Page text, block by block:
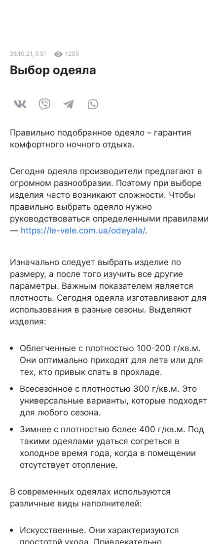
28.10.21, 5:51 1205
Выбор одеяла
Правильно подобранное одеяло – гарантия
комфортного ночного отдыха.
Сегодня одеяла производители предлагают в
огромном разнообразии. Поэтому при выборе
изделия часто возникают сложности. Чтобы
правильно выбрать одеяло нужно
руководствоваться определенными правилами
— https://le-vele.com.ua/odeyala/.
Изначально следует выбрать изделие по
размеру, а после того изучить все другие
параметры. Важным показателем является
плотность. Сегодня одеяла изготавливают для
использования в разные сезоны. Выделяют
изделия:
Облегченные с плотностью 100-200 г/кв.м.
Они оптимально приходят для лета или для
тех, кто привык спать в прохладе.
Всесезонное с плотностью 300 г/кв.м. Это
универсальные варианты, которые подходят
для любого сезона.
Зимнее с плотностью более 400 г/кв.м. Под
такими одеялами удаться согреться в
холодное время года, когда в помещении
отсутствует отопление.
В современных одеялах используются
различные виды наполнителей:
Искусственные. Они характеризуются
простотой ухода. Привлекательно